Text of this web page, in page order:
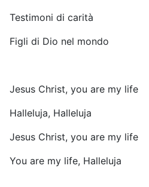
Testimoni di carità
Figli di Dio nel mondo
Jesus Christ, you are my life
Halleluja, Halleluja
Jesus Christ, you are my life
You are my life, Halleluja